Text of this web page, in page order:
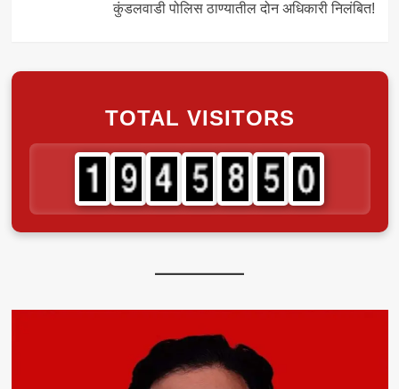
कुंडलवाडी पोलिस ठाण्यातील दोन अधिकारी निलंबित!
TOTAL VISITORS